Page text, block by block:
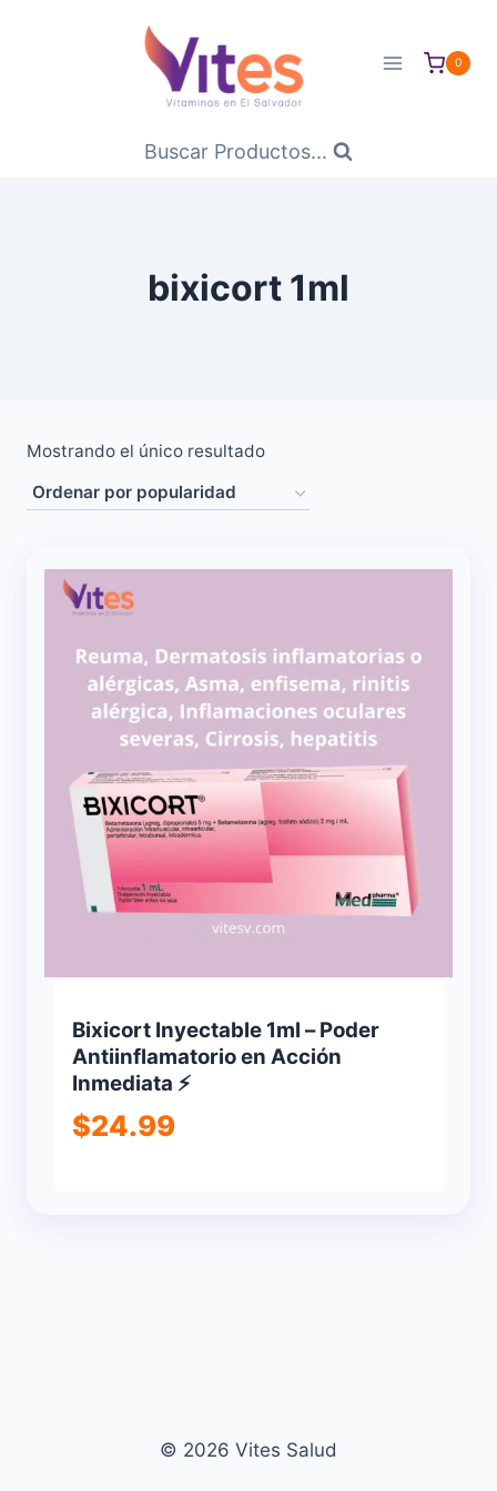
0
Buscar Productos...
bixicort 1ml
Mostrando el único resultado
Bixicort Inyectable 1ml – Poder
Antiinflamatorio en Acción
Inmediata ⚡
$24.99
© 2026 Vites Salud